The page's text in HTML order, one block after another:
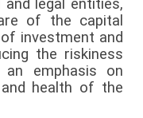
legal entities,
of the capital
investment and
the riskiness
emphasis on
health of the